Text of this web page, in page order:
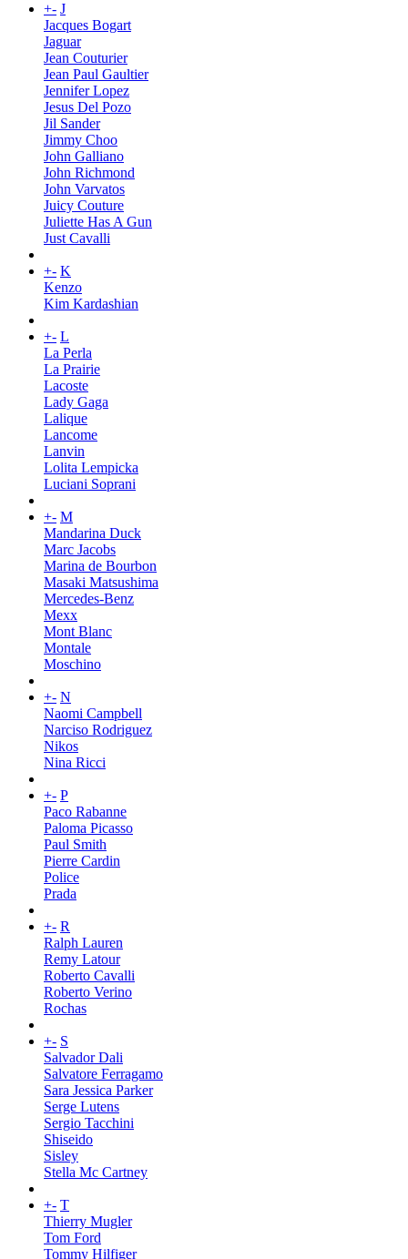
+- J
Jacques Bogart
Jaguar
Jean Couturier
Jean Paul Gaultier
Jennifer Lopez
Jesus Del Pozo
Jil Sander
Jimmy Choo
John Galliano
John Richmond
John Varvatos
Juicy Couture
Juliette Has A Gun
Just Cavalli
+- K
Kenzo
Kim Kardashian
+- L
La Perla
La Prairie
Lacoste
Lady Gaga
Lalique
Lancome
Lanvin
Lolita Lempicka
Luciani Soprani
+- M
Mandarina Duck
Marc Jacobs
Marina de Bourbon
Masaki Matsushima
Mercedes-Benz
Mexx
Mont Blanc
Montale
Moschino
+- N
Naomi Campbell
Narciso Rodriguez
Nikos
Nina Ricci
+- P
Paco Rabanne
Paloma Picasso
Paul Smith
Pierre Cardin
Police
Prada
+- R
Ralph Lauren
Remy Latour
Roberto Cavalli
Roberto Verino
Rochas
+- S
Salvador Dali
Salvatore Ferragamo
Sara Jessica Parker
Serge Lutens
Sergio Tacchini
Shiseido
Sisley
Stella Mc Cartney
+- T
Thierry Mugler
Tom Ford
Tommy Hilfiger